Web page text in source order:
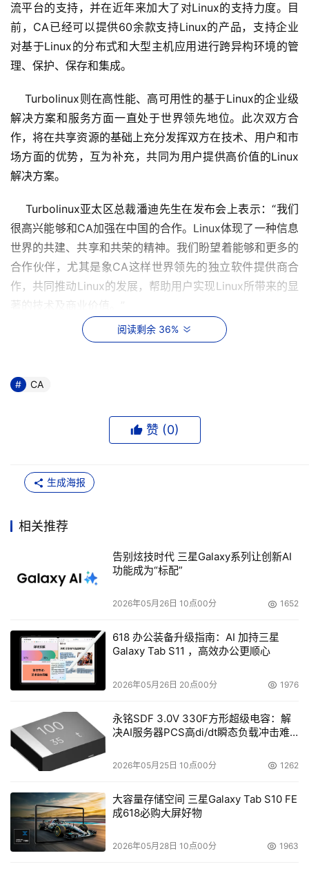
流平台的支持，并在近年来加大了对Linux的支持力度。目
前，CA已经可以提供60余款支持Linux的产品，支持企业
对基于Linux的分布式和大型主机应用进行跨异构环境的管
理、保护、保存和集成。
Turbolinux则在高性能、高可用性的基于Linux的企业级
解决方案和服务方面一直处于世界领先地位。此次双方合
作，将在共享资源的基础上充分发挥双方在技术、用户和市
场方面的优势，互为补充，共同为用户提供高价值的Linux
解决方案。
Turbolinux亚太区总裁潘迪先生在发布会上表示：“我们
很高兴能够和CA加强在中国的合作。Linux体现了一种信息
世界的共建、共享和共荣的精神。我们盼望着能够和更多的
合作伙伴，尤其是象CA这样世界领先的独立软件提供商合
作，共同推动Linux的发展，帮助用户实现Linux所带来的显
著的技术及商业价值。”
在此次发布会上，CA公司和Turbolinux还宣布
for Linux）及Turbolinux PowerBackup在中国市场全面上
市。BAB是CA领先的数据保护解决方案，是Intel环境装机
量最多的产品，具有易于使用、可靠、可伸缩等显著特点。
Turbolinux PowerBackup为企业提供快速无缝的灾难恢
BAB v9 for Linux可与Turbolinux领先的高可用性集群服务
器紧密集成，从而有效降低系统整合时间，帮助企业保护
的解决方案，以运行、支持和管理其世界领先的架构和操作
系统，包括Linux。因为现在正有越来越多的用户把Linux作
为其关键应用和架构的平台。同时，我们希望能够深化与众
保用户电子商务系统的完整性，帮助他们在电子商务时代取
得成功。”
阅读剩余 36%
本文来源于DOIT传媒，文章内容仅供参考，不构成投资建议。
CA
赞 (0)
生成海报
相关推荐
告别炫技时代 三星Galaxy系列让创新AI
功能成为“标配”
2026年05月26日 10点00分 1652
618 办公装备升级指南：AI 加持三星
Galaxy Tab S11 ，高效办公更顺心
2026年05月26日 20点00分 1976
永铭SDF 3.0V 330F方形超级电容：解
决AI服务器PCS高di/dt瞬态负载冲击难
2026年05月25日 10点00分 1262
大容量存储空间 三星Galaxy Tab S10 FE
成618必购大屏好物
2026年05月28日 10点00分 1963